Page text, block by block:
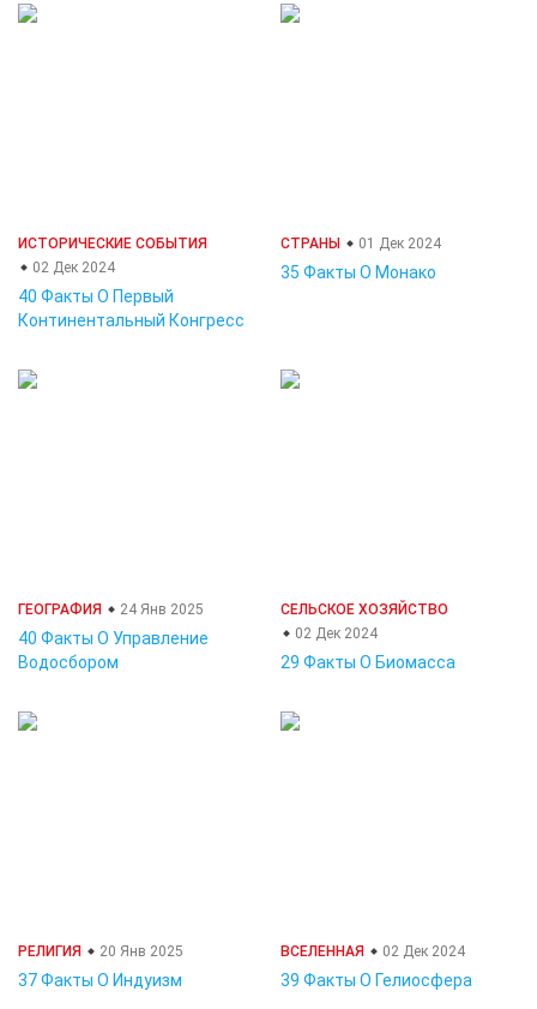
ИСТОРИЧЕСКИЕ СОБЫТИЯ
02 Дек 2024
40 Факты О Первый
Континентальный Конгресс
СТРАНЫ 01 Дек 2024
35 Факты О Монако
ГЕОГРАФИЯ 24 Янв 2025
40 Факты О Управление
Водосбором
СЕЛЬСКОЕ ХОЗЯЙСТВО
02 Дек 2024
29 Факты О Биомасса
РЕЛИГИЯ 20 Янв 2025
37 Факты О Индуизм
ВСЕЛЕННАЯ 02 Дек 2024
39 Факты О Гелиосфера